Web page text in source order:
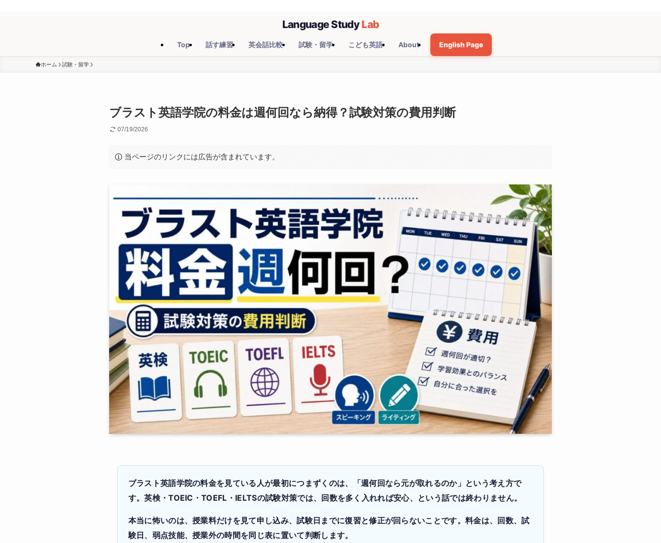
Top 話す練習 英会話比較 試験・留学 こども英語 About English Page
ホーム 試験・留学
ブラスト英語学院の料金は週何回なら納得？試験対策の費用判断
07/19/2026
当ページのリンクには広告が含まれています。
ブラスト英語学院の料金を見ている人が最初につまずくのは、「週何回なら元が取れるのか」という考え方で
す。英検・TOEIC・TOEFL・IELTSの試験対策では、回数を多く入れれば安心、という話では終わりません。
本当に怖いのは、授業料だけを見て申し込み、試験日までに復習と修正が回らないことです。料金は、回数、試
験日、弱点技能、授業外の時間を同じ表に置いて判断します。